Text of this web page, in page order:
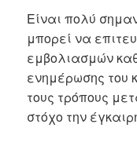
Είναι πολύ
μπορεί να
εμβολιασμών
ενημέρωσης του
τους τρόπους
στόχο την